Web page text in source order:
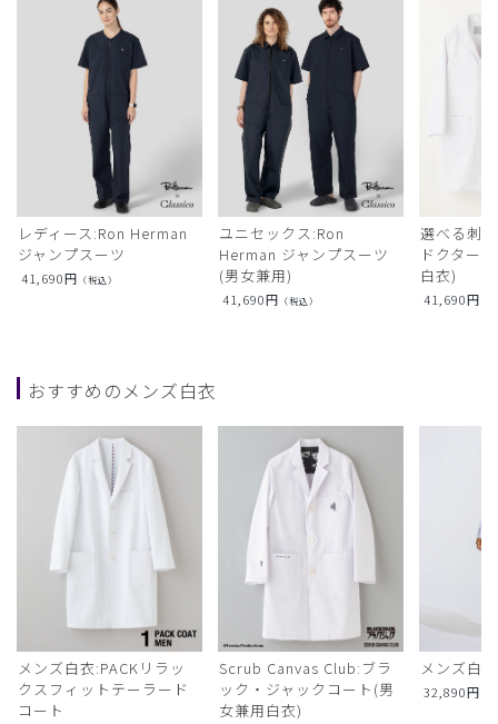
レディース:Ron Herman
ジャンプスーツ
41,690円 （税込）
ユニセックス:Ron
Herman ジャンプスーツ
(男女兼用)
41,690円 （税込）
選べる刺
ドクター
白衣)
41,690円
おすすめのメンズ白衣
メンズ白衣:PACKリラッ
クスフィットテーラード
コート
Scrub Canvas Club:ブラ
ック・ジャックコート(男
女兼用白衣)
メンズ白
32,890円